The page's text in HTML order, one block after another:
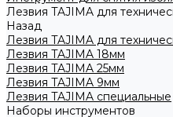
Лезвия TAJIMA для
Назад
Лезвия TAJIMA для
Лезвия TAJIMA 18мм
Лезвия TAJIMA 25мм
Лезвия TAJIMA 9мм
Лезвия TAJIMA специальные
Наборы инструментов